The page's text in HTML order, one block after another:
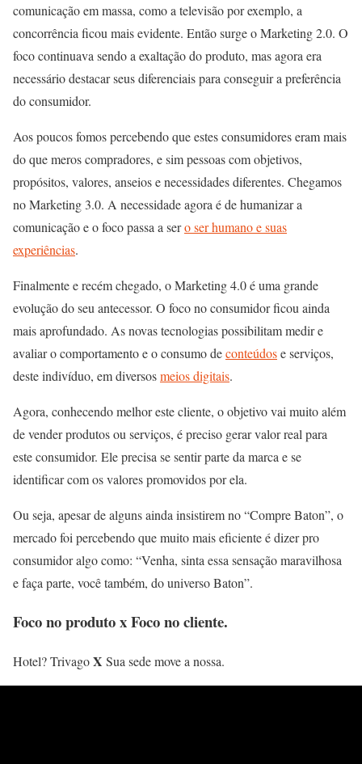
comunicação em massa, como a televisão por exemplo, a
concorrência ficou mais evidente. Então surge o Marketing 2.0. O
foco continuava sendo a exaltação do produto, mas agora era
necessário destacar seus diferenciais para conseguir a preferência
do consumidor.
Aos poucos fomos percebendo que estes consumidores eram mais
do que meros compradores, e sim pessoas com objetivos,
propósitos, valores, anseios e necessidades diferentes. Chegamos
no Marketing 3.0. A necessidade agora é de humanizar a
comunicação e o foco passa a sero ser humano e suas
experiências.
Finalmente e recém chegado, o Marketing 4.0 é uma grande
evolução do seu antecessor. O foco no consumidor ficou ainda
mais aprofundado. As novas tecnologias possibilitam medir e
avaliar o comportamento e o consumo deconteúdose serviços,
deste indivíduo, em diversosmeios digitais.
Agora, conhecendo melhor este cliente, o objetivo vai muito além
de vender produtos ou serviços, é preciso gerar valor real para
este consumidor. Ele precisa se sentir parte da marca e se
identificar com os valores promovidos por ela.
Ou seja, apesar de alguns ainda insistirem no “Compre Baton”, o
mercado foi percebendo que muito mais eficiente é dizer pro
consumidor algo como: “Venha, sinta essa sensação maravilhosa
e faça parte, você também, do universo Baton”.
Foco no produto x Foco no cliente.
Hotel? TrivagoX Sua sede move a nossa.